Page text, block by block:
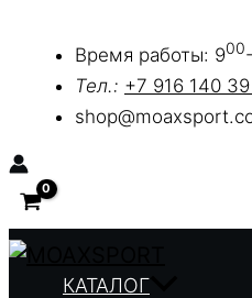
содержимому
Время работы: 900
Тел.: +7 916 140
КАТАЛОГ